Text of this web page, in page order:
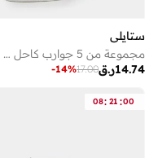
ستايلي
مجموعة من 5 جوارب كاحل قطن
ر.ق14.74
17.00
-14%
08: 21 :00